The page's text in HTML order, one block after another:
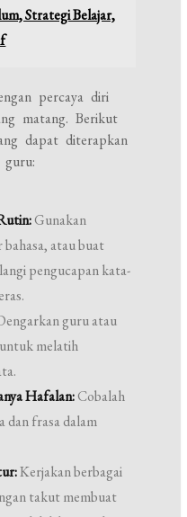
Strategi Belajar,
percaya diri
matang. Berikut
dapat diterapkan
Gunakan
bahasa, atau buat
pengucapan kata-
guru atau
melatih
Hafalan:Cobalah
dan frasa dalam
Kerjakan berbagai
takut membuat